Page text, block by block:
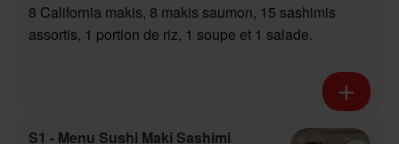
8 California makis, 8 makis saumon, 15 sashimis
assortis, 1 portion de riz, 1 soupe et 1 salade.
S1 - Menu Sushi Maki Sashimi